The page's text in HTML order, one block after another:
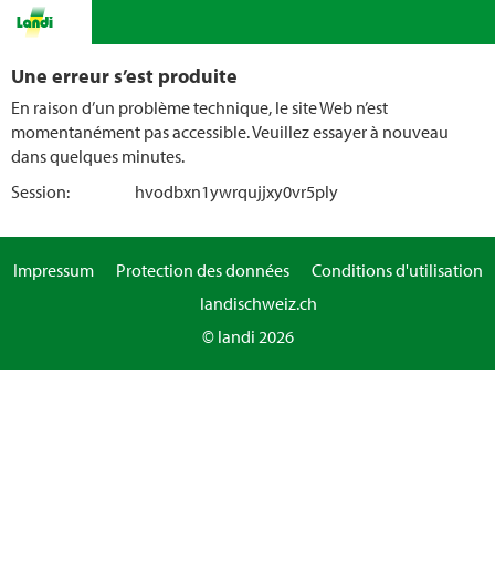
Une erreur s’est produite
En raison d’un problème technique, le site Web n’est
momentanément pas accessible. Veuillez essayer à nouveau
dans quelques minutes.
Session:
hvodbxn1ywrqujjxy0vr5ply
Impressum Protection des données
Conditions d'utilisation
landischweiz.ch
© landi 2026